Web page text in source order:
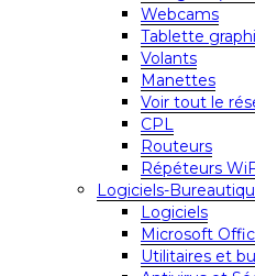
Webcams
Tablette
Volants
Manettes
Voir tout le
CPL
Routeurs
Répéteurs
Logiciels-
Logiciels
Microsoft
Utilitaires et